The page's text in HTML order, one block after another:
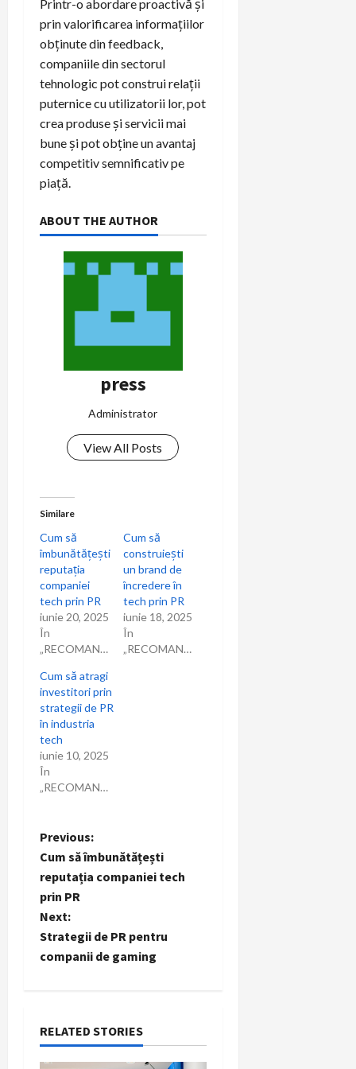
Printr-o abordare proactivă și
prin valorificarea informațiilor
obținute din feedback,
companiile din sectorul
tehnologic pot construi relații
puternice cu utilizatorii lor, pot
crea produse și servicii mai
bune și pot obține un avantaj
competitiv semnificativ pe
piață.
ABOUT THE AUTHOR
press
Administrator
View All Posts
Similare
Cum să
îmbunătățești
reputația
companiei
tech prin PR
iunie 20, 2025
În
„RECOMANDARI”
Cum să
construiești
un brand de
încredere în
tech prin PR
iunie 18, 2025
În
„RECOMANDARI”
Cum să atragi
investitori prin
strategii de PR
în industria
tech
iunie 10, 2025
În
„RECOMANDARI”
P
o
s
t
v
Previous:
Cum să îmbunătățești
reputația companiei tech
prin PR
Next:
Strategii de PR pentru
companii de gaming
RELATED STORIES